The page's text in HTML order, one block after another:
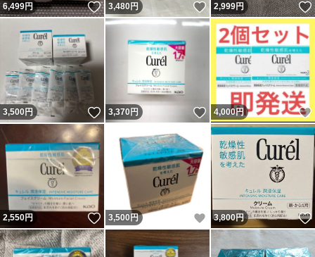
6,499円 いいね！
3,480円 いいね！
2,999円
3,500円 いいね！
3,370円 いいね！
4,000円
2,550円 いいね！
3,500 円 いいね！
3,800円